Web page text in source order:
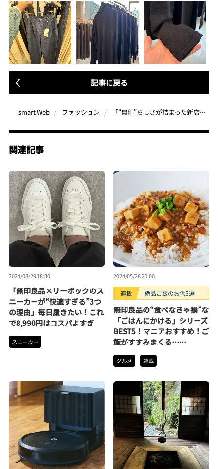
記事に戻る
smart Web ファッション 「“無印”らしさが詰まった新店舗“無印良品 代官山”に潜入」MUJI Laboの新作おすすめ5点についても聞いてみた
関連記事
2024/08/29 18:30
「無印良品×リーボックのス
ニーカーが“快適すぎる”3つ
の理由」毎日履きたい！これ
で8,990円はコスパよすぎ
スニーカー
2024/05/28 20:00
連載 絶品ご飯のお供5選
無印良品の“食べなきゃ損”な
「ごはんにかける」シリーズ
BEST5！マニアおすすめ！ご
飯がすすみまくる……
グルメ 連載